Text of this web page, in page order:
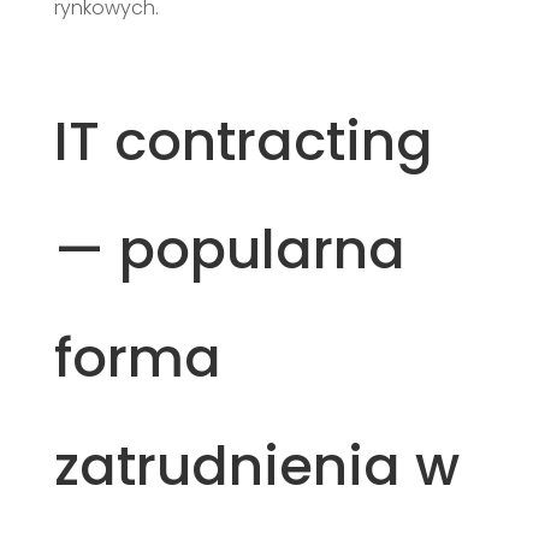
rynkowych.
IT contracting
— popularna
forma
zatrudnienia w